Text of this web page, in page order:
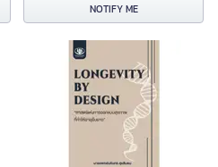
NOTIFY ME